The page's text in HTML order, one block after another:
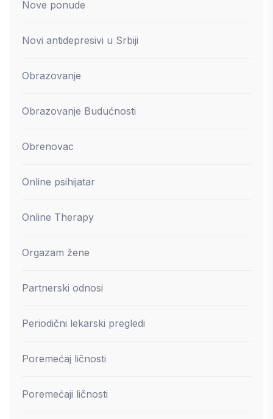
Nove ponude
Novi antidepresivi u Srbiji
Obrazovanje
Obrazovanje Budućnosti
Obrenovac
Online psihijatar
Online Therapy
Orgazam žene
Partnerski odnosi
Periodični lekarski pregledi
Poremećaj ličnosti
Poremećaji ličnosti